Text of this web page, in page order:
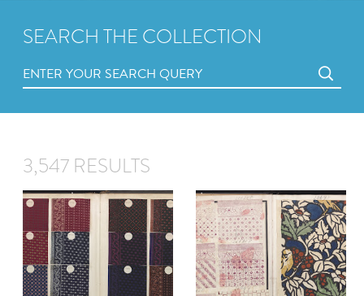
SEARCH THE COLLECTION
3,547 RESULTS